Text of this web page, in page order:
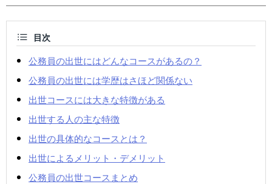
目次
公務員の出世にはどんなコースがあるの？
公務員の出世には学歴はさほど関係ない
出世コースには大きな特徴がある
出世する人の主な特徴
出世の具体的なコースとは？
出世によるメリット・デメリット
公務員の出世コースまとめ